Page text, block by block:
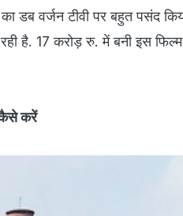
डब वर्जन टीवी पर बहुत पसंद
है. 17 करोड़ रु. में बनी इस
कैसे करें